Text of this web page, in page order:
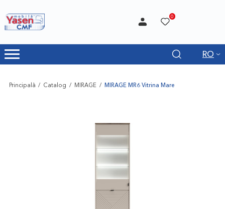
0
RO
Principală Catalog MIRAGE MIRAGE MR6 Vitrina Mare